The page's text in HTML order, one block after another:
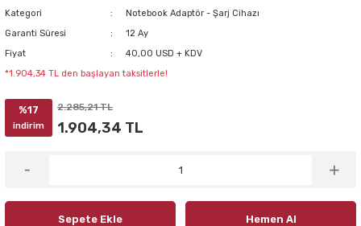
Kategori
Notebook Adaptör - Şarj Cihazı
Garanti Süresi
12 Ay
Fiyat
40,00 USD + KDV
*1.904,34 TL den başlayan taksitlerle!
%17
indirim
2.285,21 TL
1.904,34 TL
Sepete Ekle Hemen Al